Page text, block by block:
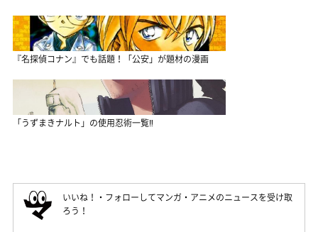
『名探偵コナン』でも話題！「公安」が題材の漫画
「うずまきナルト」の使用忍術一覧‼
いいね！・フォローしてマンガ・アニメのニュースを受け取
ろう！